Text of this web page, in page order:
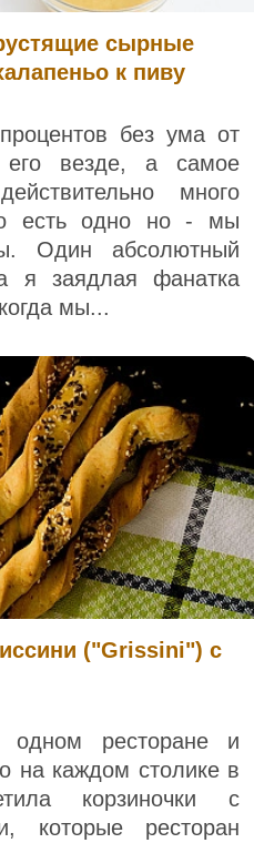
сырные
к пиву
без ума от
везде, а самое
много
есть одно но - мы
Один абсолютный
я заядлая фанатка
мы...
("Grissini") с
ресторане и
на каждом столике в
корзиночки с
которые ресторан